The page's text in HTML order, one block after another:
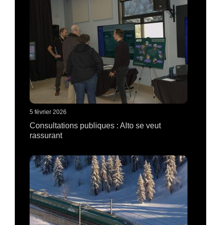
5 février 2026
Consultations publiques : Alto se veut
rassurant